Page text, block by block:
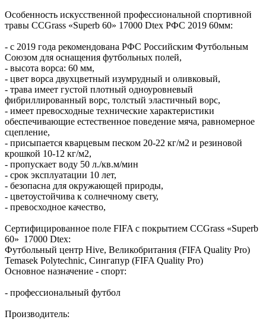
Особенность искусственной профессиональной спортивной
травы CCGrass «Superb 60» 17000 Dtex РФС 2019 60мм:
- с 2019 года рекомендована РФС Российским Футбольным
Союзом для оснащения футбольных полей,
- высота ворса: 60 мм,
- цвет ворса двухцветный изумрудный и оливковый,
- трава имеет густой плотный одноуровневый
фибриллированный ворс, толстый эластичный ворс,
- имеет превосходные технические характеристики
обеспечивающие естественное поведение мяча, равномерное
сцепление,
- присыпается кварцевым песком 20-22 кг/м2 и резиновой
крошкой 10-12 кг/м2,
- пропускает воду 50 л./кв.м/мин
- срок эксплуатации 10 лет,
- безопасна для окружающей природы,
- цветоустойчива к солнечному свету,
- превосходное качество,
Сертифицированное поле FIFA с покрытием CCGrass «Superb
60» 17000 Dtex:
Футбольный центр Hive, Великобритания (FIFA Quality Pro)
Temasek Polytechnic, Сингапур (FIFA Quality Pro)
Основное назначение - спорт:
- профессиональный футбол
Производитель: